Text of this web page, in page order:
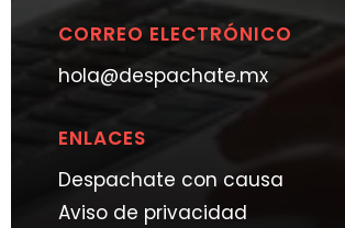
CORREO ELECTRÓNICO
hola@despachate.mx
ENLACES
Despachate con causa
Aviso de privacidad